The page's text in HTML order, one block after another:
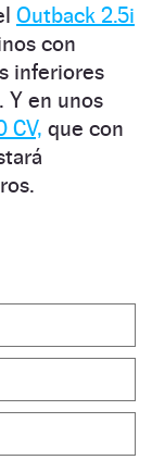
Outback 2.5i
con
inferiores
Y en unos
CV, que con